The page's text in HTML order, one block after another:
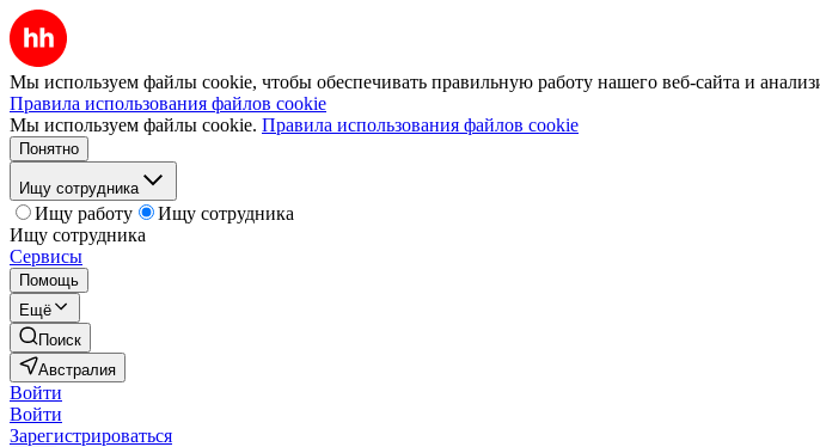
Мы используем файлы cookie, чтобы обеспечивать правильную работу нашего веб-сайта и
Правила использования файлов cookie
Мы используем файлы cookie. Правила использования файлов cookie
Понятно
Ищу сотрудника
Ищу работу
Ищу сотрудника
Ищу сотрудника
Сервисы
Помощь
Ещё
Поиск
Австралия
Войти
Войти
Зарегистрироваться